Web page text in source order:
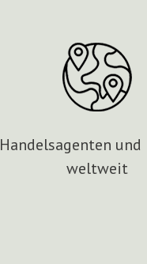
Handelsagenten und
weltweit